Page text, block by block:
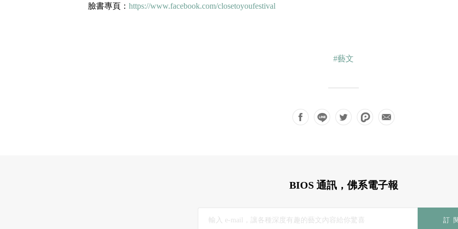
臉書專頁： https://www.facebook.com/closetoyoufestival
#藝文
BIOS 通訊，佛系電子報
訂